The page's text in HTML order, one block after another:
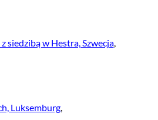
siedzibą w Hestra, Szwecja,
Luksemburg,